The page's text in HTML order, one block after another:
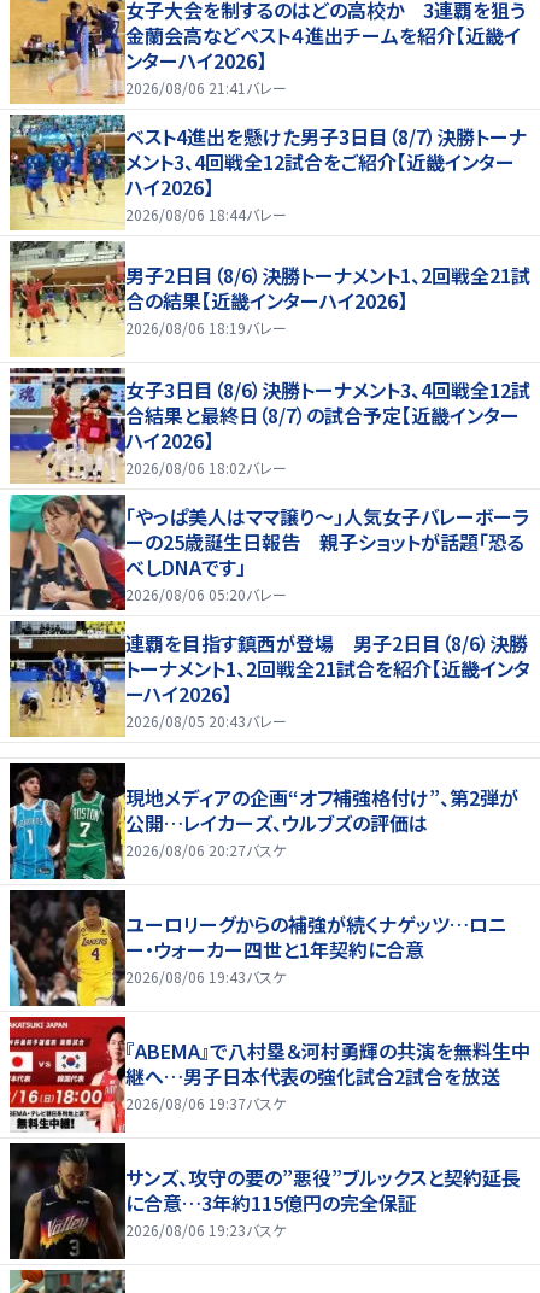
女子大会を制するのはどの高校か 3連覇を狙う
金蘭会高などベスト４進出チームを紹介【近畿イ
ンターハイ2026】
2026/08/06 21:41 バレー
ベスト4進出を懸けた男子3日目（8/7）決勝トーナ
メント3、4回戦全12試合をご紹介【近畿インター
ハイ2026】
2026/08/06 18:44バレー
男子2日目（8/6）決勝トーナメント1、2回戦全21試
合の結果【近畿インターハイ2026】
2026/08/06 18:19バレー
女子3日目（8/6）決勝トーナメント3、4回戦全12試
合結果と最終日（8/7）の試合予定【近畿インター
ハイ2026】
2026/08/06 18:02バレー
「やっぱ美人はママ譲り～」人気女子バレーボーラ
ーの25歳誕生日報告 親子ショットが話題「恐る
べしDNAです」
2026/08/06 05:20バレー
連覇を目指す鎮西が登場 男子2日目（8/6）決勝
トーナメント1、2回戦全21試合を紹介【近畿インタ
ーハイ2026】
2026/08/05 20:43バレー
現地メディアの企画“オフ補強格付け”、第2弾が
公開…レイカーズ、ウルブズの評価は
2026/08/06 20:27バスケ
ユーロリーグからの補強が続くナゲッツ…ロニ
ー・ウォーカー四世と1年契約に合意
2026/08/06 19:43バスケ
『ABEMA』で八村塁＆河村勇輝の共演を無料生中
継へ…男子日本代表の強化試合2試合を放送
2026/08/06 19:37バスケ
サンズ、攻守の要の”悪役”ブルックスと契約延長
に合意…3年約115億円の完全保証
2026/08/06 19:23バスケ